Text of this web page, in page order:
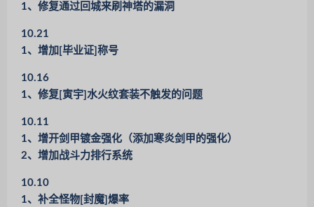
1、修复通过回城来刷神塔的漏洞
10.21
1、增加[毕业证]称号
10.16
1、修复[寅宇]水火纹套装不触发的问题
10.11
1、增开剑甲镀金强化（添加寒炎剑甲的强化）
2、增加战斗力排行系统
10.10
1、补全怪物[封魔]爆率